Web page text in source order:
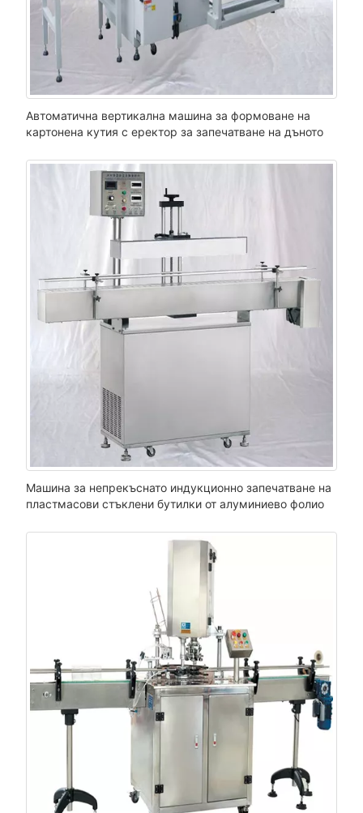
Автоматична вертикална машина за формоване на
картонена кутия с еректор за запечатване на дъното
Машина за непрекъснато индукционно запечатване на
пластмасови стъклени бутилки от алуминиево фолио